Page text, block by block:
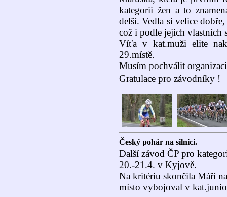
kategorii žen a to
delší. Vedla si velice
což i podle jejich vlastních
Víťa v kat.muži elite
29.místě.
Musím pochválit
Gratulace pro závodníky !
Český pohár na silnici.
Další závod ČP pro
20.-21.4. v Kyjově.
Na kritériu skončila Máří
místo vybojoval v